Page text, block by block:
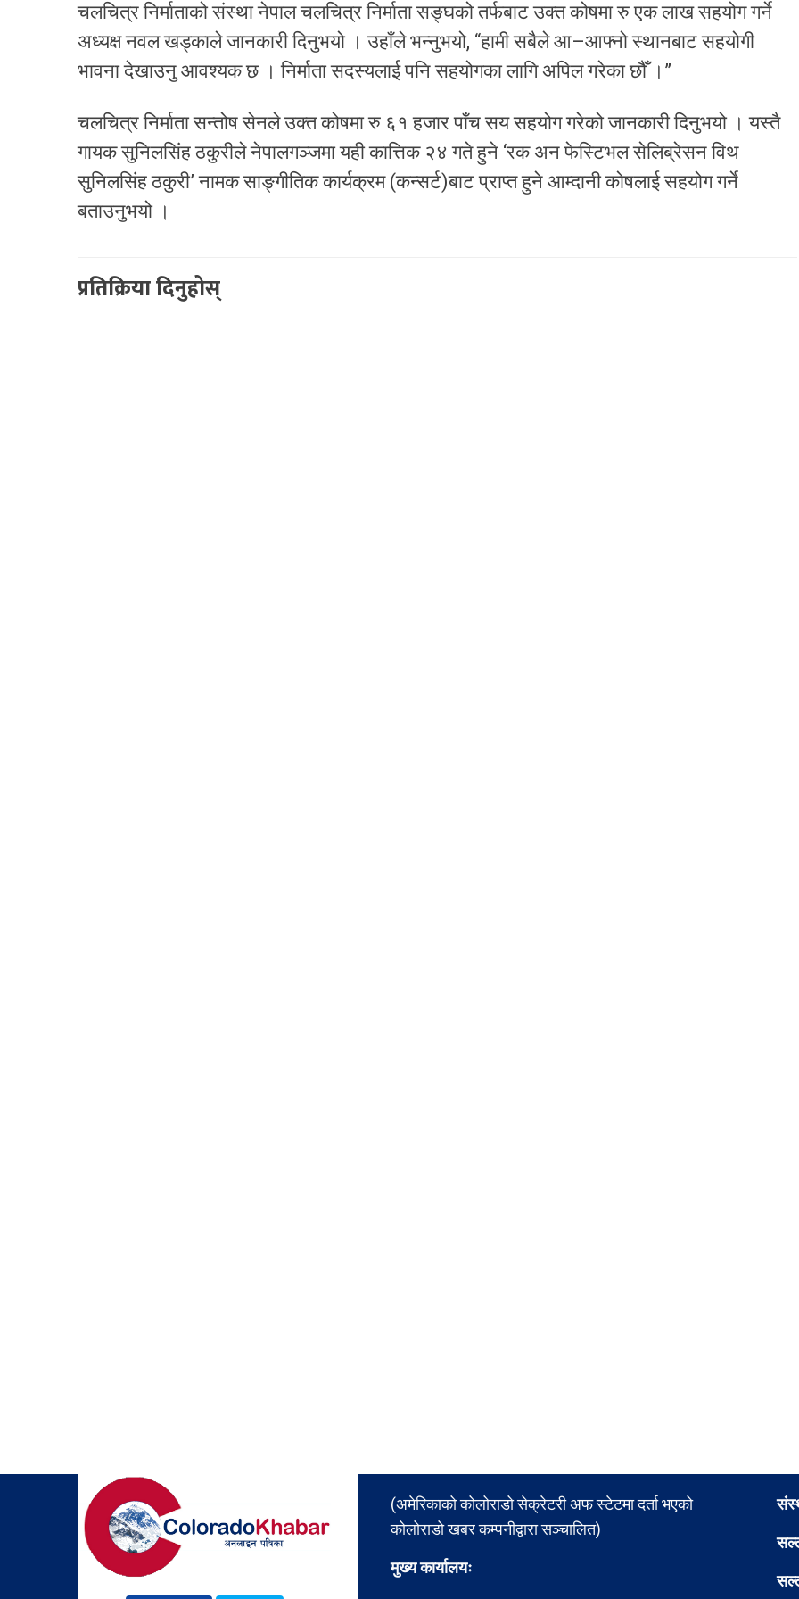
चलचित्र निर्माताको संस्था नेपाल चलचित्र निर्माता सङ्घको तर्फबाट उक्त कोषमा रु एक लाख सहयोग गर्ने
अध्यक्ष नवल खड्काले जानकारी दिनुभयो । उहाँले भन्नुभयो, “हामी सबैले आ–आफ्नो स्थानबाट सहयोगी
भावना देखाउनु आवश्यक छ । निर्माता सदस्यलाई पनि सहयोगका लागि अपिल गरेका छौँ ।”
चलचित्र निर्माता सन्तोष सेनले उक्त कोषमा रु ६१ हजार पाँच सय सहयोग गरेको जानकारी दिनुभयो । यस्तै
गायक सुनिलसिंह ठकुरीले नेपालगञ्जमा यही कात्तिक २४ गते हुने ‘रक अन फेस्टिभल सेलिब्रेसन विथ
सुनिलसिंह ठकुरी’ नामक साङ्गीतिक कार्यक्रम (कन्सर्ट)बाट प्राप्त हुने आम्दानी कोषलाई सहयोग गर्ने
बताउनुभयो ।
प्रतिक्रिया दिनुहोस्
(अमेरिकाको कोलोराडो सेक्रेटरी अफ स्टेटमा दर्ता भएको
कोलोराडो खबर कम्पनीद्वारा सञ्चालित)
मुख्य कार्यालयः